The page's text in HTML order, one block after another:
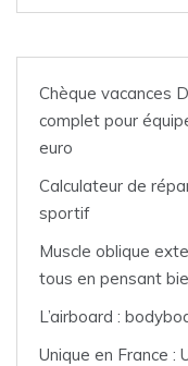
Chèque vacances
complet pour
euro
Calculateur de
sportif
Muscle oblique
tous en pensant
L’airboard :
Unique en France :